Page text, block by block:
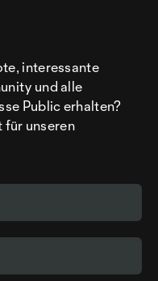
interessante
und alle
Public erhalten?
für unseren